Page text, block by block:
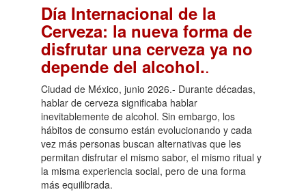
Día Internacional de la
Cerveza: la nueva forma de
disfrutar una cerveza ya no
depende del alcohol..
Ciudad de México, junio 2026.- Durante décadas,
hablar de cerveza significaba hablar
inevitablemente de alcohol. Sin embargo, los
hábitos de consumo están evolucionando y cada
vez más personas buscan alternativas que les
permitan disfrutar el mismo sabor, el mismo ritual y
la misma experiencia social, pero de una forma
más equilibrada.